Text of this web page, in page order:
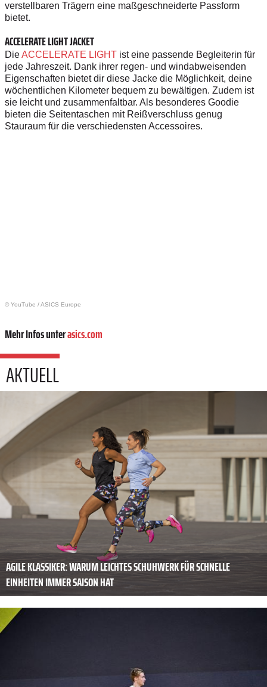
verstellbaren Trägern eine maßgeschneiderte Passform
bietet.
ACCELERATE LIGHT JACKET
DieACCELERATE LIGHT ist eine passende Begleiterin für
jede Jahreszeit. Dank ihrer regen- und windabweisenden
Eigenschaften bietet dir diese Jacke die Möglichkeit, deine
wöchentlichen Kilometer bequem zu bewältigen. Zudem ist
sie leicht und zusammenfaltbar. Als besonderes Goodie
bieten die Seitentaschen mit Reißverschluss genug
Stauraum für die verschiedensten Accessoires.
© YouTube /ASICS Europe
Mehr Infos unterasics.com
AKTUELL
AGILE KLASSIKER: WARUM LEICHTES SCHUHWERK FÜR SCHNELLE
EINHEITEN IMMER SAISON HAT